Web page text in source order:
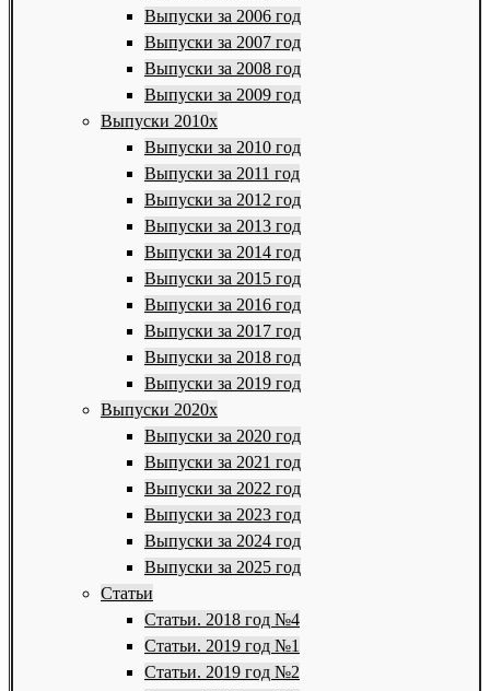
Выпуски за 2006 год
Выпуски за 2007 год
Выпуски за 2008 год
Выпуски за 2009 год
Выпуски 2010х
Выпуски за 2010 год
Выпуски за 2011 год
Выпуски за 2012 год
Выпуски за 2013 год
Выпуски за 2014 год
Выпуски за 2015 год
Выпуски за 2016 год
Выпуски за 2017 год
Выпуски за 2018 год
Выпуски за 2019 год
Выпуски 2020х
Выпуски за 2020 год
Выпуски за 2021 год
Выпуски за 2022 год
Выпуски за 2023 год
Выпуски за 2024 год
Выпуски за 2025 год
Статьи
Статьи. 2018 год №4
Статьи. 2019 год №1
Статьи. 2019 год №2